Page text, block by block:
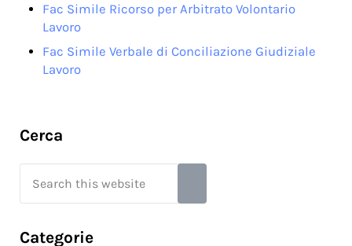
Fac Simile Ricorso per Arbitrato Volontario
Lavoro
Fac Simile Verbale di Conciliazione Giudiziale
Lavoro
Sidebar
Cerca
Categorie